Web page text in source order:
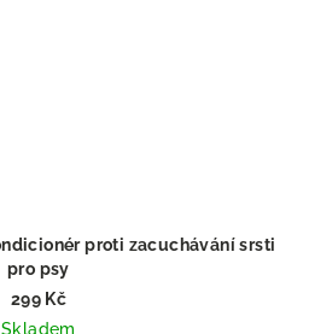
proti zacuchávání srsti
pro psy
po jahodách!
299 Kč
Skladem